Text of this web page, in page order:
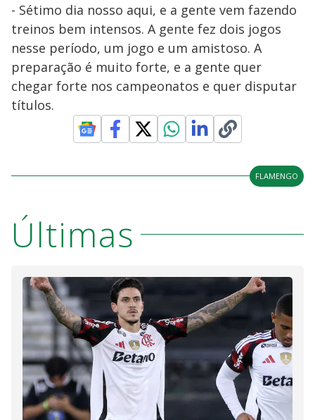
- Sétimo dia nosso aqui, e a gente vem fazendo
treinos bem intensos. A gente fez dois jogos
nesse período, um jogo e um amistoso. A
preparação é muito forte, e a gente quer
chegar forte nos campeonatos e quer disputar
títulos.
FLAMENGO
Últimas